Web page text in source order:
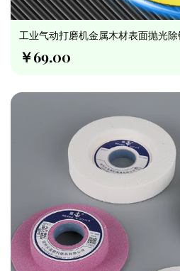
工业气动打磨机金属木材表面抛光
修复
￥69.00